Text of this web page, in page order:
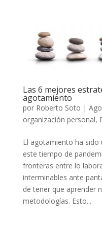
Las 6 mejores
agotamiento
por Roberto Soto |
organización personal,
El agotamiento ha
este tiempo de
fronteras entre lo
interminables ante
de tener que aprender
metodologías. Esto...